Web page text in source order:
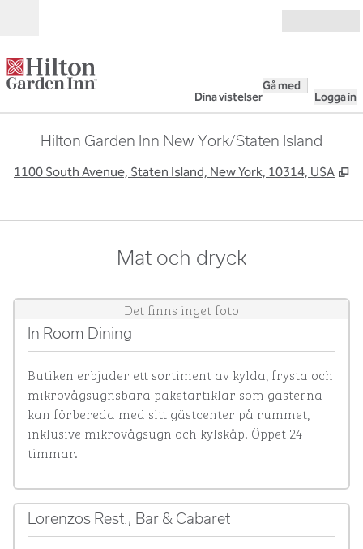
Dina vistelser
Gå med
Logga in
Hilton Garden Inn New York/Staten Island
1100 South Avenue, Staten Island, New York, 10314, USA ,
Mat och dryck
Det finns inget foto
In Room Dining
Butiken erbjuder ett sortiment av kylda, frysta och
mikrovågsugnsbara paketartiklar som gästerna
kan förbereda med sitt gästcenter på rummet,
inklusive mikrovågsugn och kylskåp. Öppet 24
timmar.
Lorenzos Rest., Bar & Cabaret